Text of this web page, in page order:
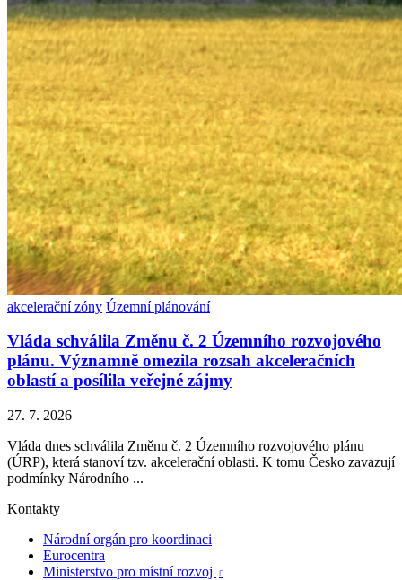
akcelerační zóny Územní plánování
Vláda schválila Změnu č. 2 Územního rozvojového
plánu. Významně omezila rozsah akceleračních
oblastí a posílila veřejné zájmy
27. 7. 2026
Vláda dnes schválila Změnu č. 2 Územního rozvojového plánu
(ÚRP), která stanoví tzv. akcelerační oblasti. K tomu Česko zavazují
podmínky Národního ...
Kontakty
Národní orgán pro koordinaci
Eurocentra
Ministerstvo pro místní rozvoj
